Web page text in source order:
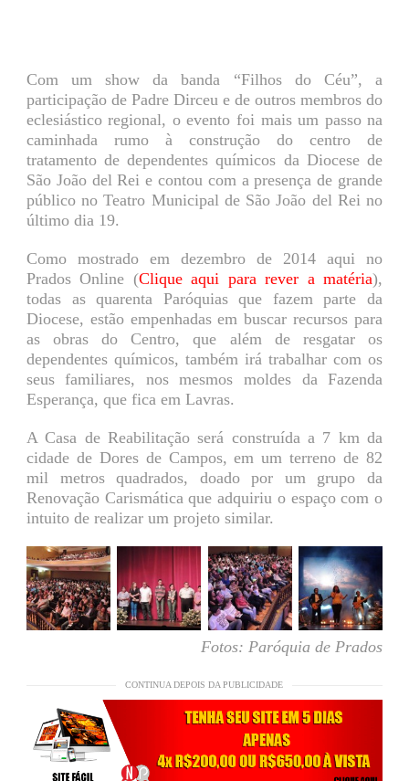
Com um show da banda “Filhos do Céu”, a
participação de Padre Dirceu e de outros membros do
eclesiástico regional, o evento foi mais um passo na
caminhada rumo à construção do centro de
tratamento de dependentes químicos da Diocese de
São João del Rei e contou com a presença de grande
público no Teatro Municipal de São João del Rei no
último dia 19.
Como mostrado em dezembro de 2014 aqui no
Prados Online (Clique aqui para rever a matéria),
todas as quarenta Paróquias que fazem parte da
Diocese, estão empenhadas em buscar recursos para
as obras do Centro, que além de resgatar os
dependentes químicos, também irá trabalhar com os
seus familiares, nos mesmos moldes da Fazenda
Esperança, que fica em Lavras.
A Casa de Reabilitação será construída a 7 km da
cidade de Dores de Campos, em um terreno de 82
mil metros quadrados, doado por um grupo da
Renovação Carismática que adquiriu o espaço com o
intuito de realizar um projeto similar.
Fotos: Paróquia de Prados
CONTINUA DEPOIS DA PUBLICIDADE